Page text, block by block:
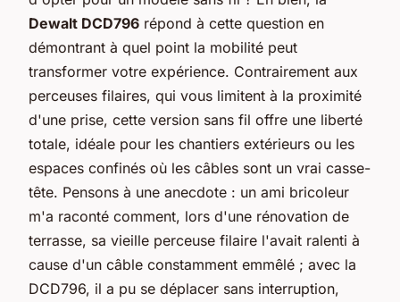
Dewalt DCD796 répond à cette question en
démontrant à quel point la mobilité peut
transformer votre expérience. Contrairement aux
perceuses filaires, qui vous limitent à la proximité
d'une prise, cette version sans fil offre une liberté
totale, idéale pour les chantiers extérieurs ou les
espaces confinés où les câbles sont un vrai casse-
tête. Pensons à une anecdote : un ami bricoleur
m'a raconté comment, lors d'une rénovation de
terrasse, sa vieille perceuse filaire l'avait ralenti à
cause d'un câble constamment emmêlé ; avec la
DCD796, il a pu se déplacer sans interruption,